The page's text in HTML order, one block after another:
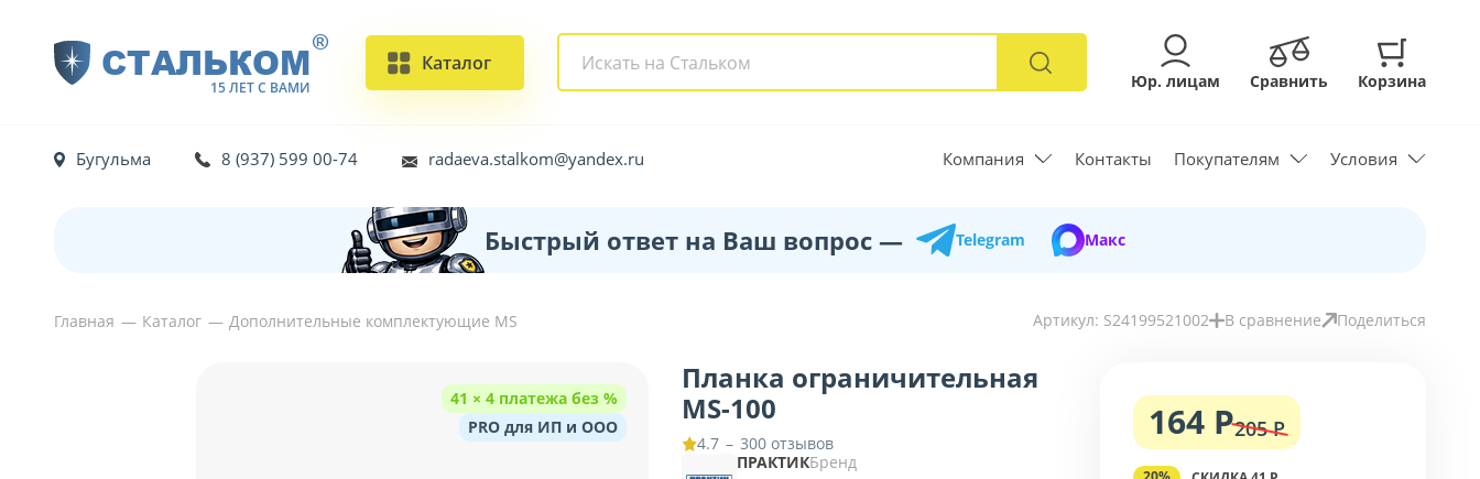
СТАЛЬКОМ
15 ЛЕТ С ВАМИ
®
Каталог
Юр. лицам Сравнить Корзина
Бугульма 8 (937) 599 00-74 radaeva.stalkom@yandex.ru Компания Контакты Покупателям Условия
Быстрый ответ на Ваш вопрос — Telegram Макс
Главная Каталог Дополнительные комплектующие MS Артикул: S24199521002 В сравнение Поделиться
41 × 4 платежа без %
PRO для ИП и ООО
Планка ограничительная
MS-100
4.7 – 300 отзывов
ПРАКТИКБренд
164 Р205 Р